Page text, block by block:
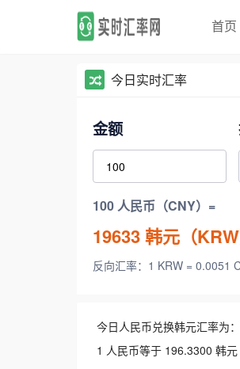
首页
今日实时汇率
金额
100 人民币（CNY）=
19633韩元（KRW
反向汇率：1 KRW = 0.0051
今日人民币兑换韩元汇率为：
1 人民币等于 196.3300 韩